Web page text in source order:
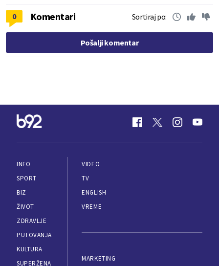
0 Komentari Sortiraj po:
Pošalji komentar
INFO
SPORT
BIZ
ŽIVOT
ZDRAVLJE
PUTOVANJA
KULTURA
SUPERŽENA
VIDEO
TV
ENGLISH
VREME
MARKETING